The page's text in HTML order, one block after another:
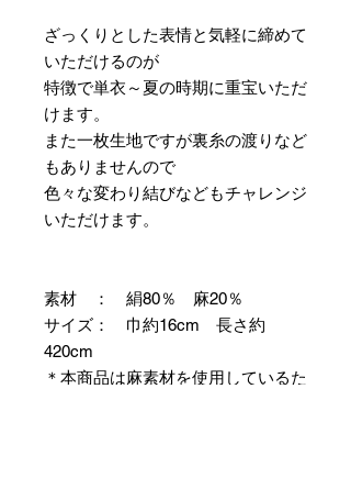
ざっくりとした表情と気軽に締めて
いただけるのが
特徴で単衣～夏の時期に重宝いただ
けます。
また一枚生地ですが裏糸の渡りなど
もありませんので
色々な変わり結びなどもチャレンジ
いただけます。
素材 ： 絹80％ 麻20％
サイズ： 巾約16cm 長さ約
420cm
＊本商品は麻素材を使用しているた